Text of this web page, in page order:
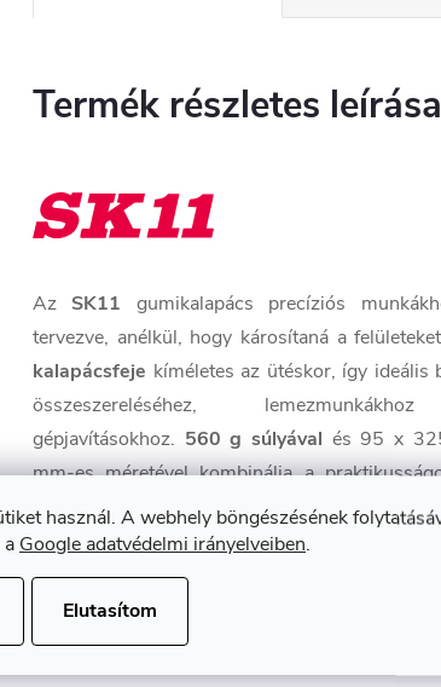
használ. A webhely böngészésének
Google adatvédelmi irányelveiben.
Elutasítom
Termék részletes leírása
Az SK11 gumikalapács precíziós
tervezve, anélkül, hogy károsítaná a
kalapácsfeje kíméletes az ütéskor, így ideális
összeszereléséhez,
gépjavításokhoz. 560 g súlyával és 95 x
mm-es méretével kombinálja a
könnyű használatot. A
450 grammos fej
feladatok hatékony elvégzésére
használható betonon, kövön és szögbeverésre.
Az eszköz fő jellemzői: